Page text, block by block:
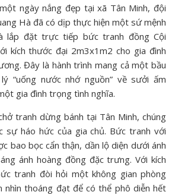
ngày nắng đẹp tại xã Tân Minh, đội
Hà đã có dịp thực hiện một sứ mệnh
lắp đặt trực tiếp bức tranh đồng Cội
kích thước đại 2m3x1m2 cho gia đình
Đây là hành trình mang cả một bầu
“uống nước nhớ nguồn” về sưởi ấm
gia đình trọng tình nghĩa.
tranh dừng bánh tại Tân Minh, chúng
sự háo hức của gia chủ. Bức tranh với
bao bọc cẩn thận, dần lộ diện dưới ánh
ánh hoàng đồng đặc trưng. Với kích
tranh đòi hỏi một không gian phòng
nhìn thoáng đạt để có thể phô diễn hết